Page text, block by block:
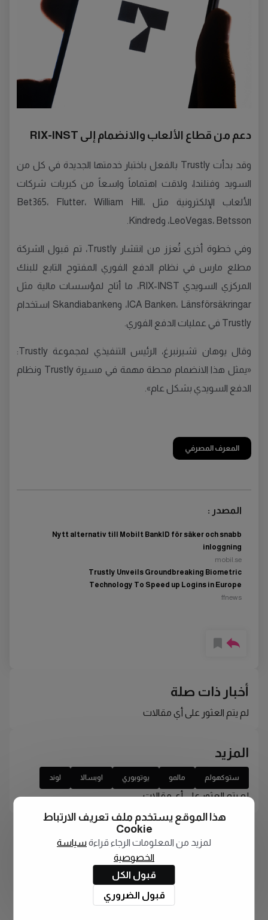
دعم من قطاع الألعاب والانضمام إلى RIX-INST
وقد بدأت Trustly بالفعل باختبار خدمتها الجديدة في كل من
السويد وفنلندا، ولاقت اهتماماً واسعاً من كبريات شركات
الألعاب الإلكترونية مثل Bet365، Flutter، William Hill،
LeoVegas، Betsson، وKindred.
وفي خطوة أخرى تُعزز من انتشار Trustly، تم قبول الشركة
مطلع مارس في نظام الدفع الفوري المفتوح التابع للبنك
المركزي السويدي RIX-INST، ما أتاح لمؤسسات مالية مثل
ICA Banken، Länsförsäkringar، وSkandiabanken استخدام
Trustly في عمليات الدفع الفوري.
وقال يوهان تشيرنبرغ، الرئيس التنفيذي لمجموعة Trustly:
«يمثل هذا الانضمام محطة مهمة في مسيرة Trustly ونظام
الدفع السويدي بشكل عام».
المعرف المصرفي
المصدر :
Nytt alternativ till Mobilt BankID för säker och snabb
inloggning
mobil.se
Trustly Unveils Groundbreaking Biometric
Technology To Speed up Logins in Europe
ffnews
أخبار ذات صلة
لم يتم العثور على أي مقالات
المزيد
ستوكهولم مالمو يوتوبوري اوبسالا لوند
لم يتم العثور على أي مقالات
هذا الموقع يستخدم ملف تعريف الارتباط
Cookie
لمزيد من المعلومات الرجاء قراءة سياسة
الخصوصية
قبول الكل
قبول الضروري